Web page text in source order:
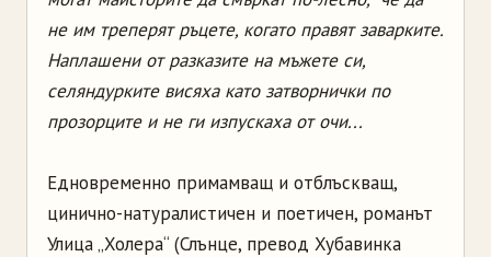
не им треперят ръцете, когато правят заварките.
Наплашени от разказите на мъжете си,
селяндурките висяха като затворнички по
прозорците и не ги изпускаха от очи...
Едновременно примамващ и отблъскващ,
цинично-натуралистичен и поетичен, романът
Улица „Холера“ (Слънце, превод Хубавинка